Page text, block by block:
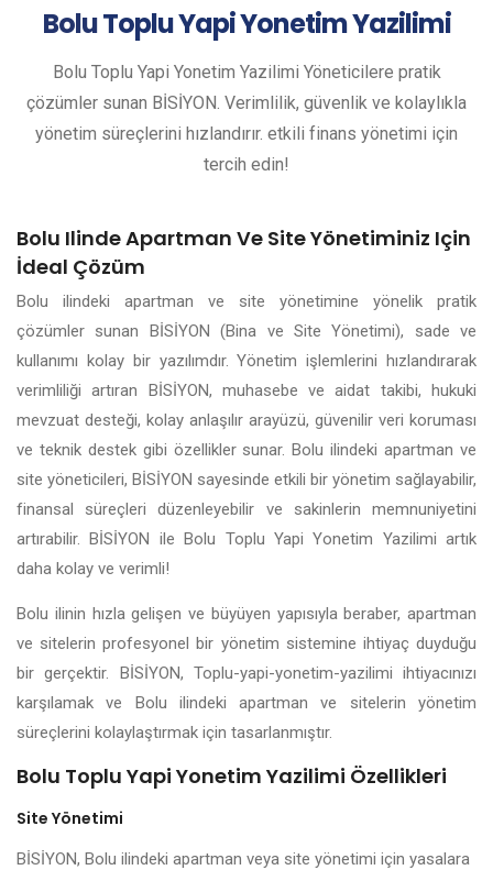
BoluToplu Yapi Yonetim Yazilimi
Bolu Toplu Yapi Yonetim Yazilimi Yöneticilere pratik
çözümler sunan BİSİYON. Verimlilik, güvenlik ve kolaylıkla
yönetim süreçlerini hızlandırır. etkili finans yönetimi için
tercih edin!
Bolu Ilinde Apartman Ve Site Yönetiminiz Için
İdeal Çözüm
Bolu ilindeki apartman ve site yönetimine yönelik pratik
çözümler sunan BİSİYON (Bina ve Site Yönetimi), sade ve
kullanımı kolay bir yazılımdır. Yönetim işlemlerini hızlandırarak
verimliliği artıran BİSİYON, muhasebe ve aidat takibi, hukuki
mevzuat desteği, kolay anlaşılır arayüzü, güvenilir veri koruması
ve teknik destek gibi özellikler sunar. Bolu ilindeki apartman ve
site yöneticileri, BİSİYON sayesinde etkili bir yönetim sağlayabilir,
finansal süreçleri düzenleyebilir ve sakinlerin memnuniyetini
artırabilir. BİSİYON ile Bolu Toplu Yapi Yonetim Yazilimi artık
daha kolay ve verimli!
Bolu ilinin hızla gelişen ve büyüyen yapısıyla beraber, apartman
ve sitelerin profesyonel bir yönetim sistemine ihtiyaç duyduğu
bir gerçektir. BİSİYON, Toplu-yapi-yonetim-yazilimi ihtiyacınızı
karşılamak ve Bolu ilindeki apartman ve sitelerin yönetim
süreçlerini kolaylaştırmak için tasarlanmıştır.
Bolu Toplu Yapi Yonetim Yazilimi Özellikleri
Site Yönetimi
BİSİYON, Bolu ilindeki apartman veya site yönetimi için yasalara